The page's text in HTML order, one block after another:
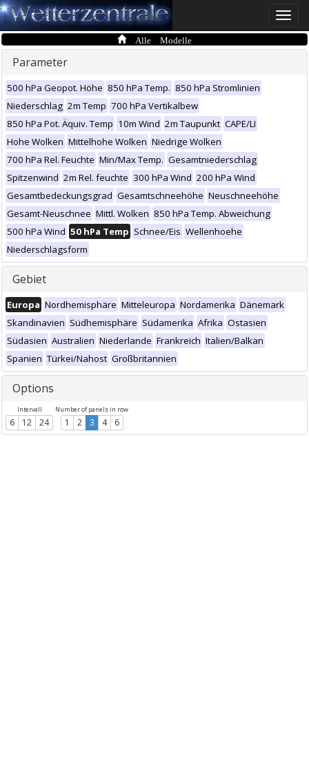
Toggle
Alle Modelle
Parameter
500 hPa Geopot. Höhe 850 hPa Temp. 850 hPa Stromlinien
Niederschlag 2m Temp 700 hPa Vertikalbew
850 hPa Pot. Äquiv. Temp 10m Wind 2m Taupunkt CAPE/LI
Hohe Wolken Mittelhohe Wolken Niedrige Wolken
700 hPa Rel. Feuchte Min/Max Temp. Gesamtniederschlag
Spitzenwind 2m Rel. feuchte 300 hPa Wind 200 hPa Wind
Gesamtbedeckungsgrad Gesamtschneehöhe Neuschneehöhe
Gesamt-Neuschnee Mittl. Wolken 850 hPa Temp. Abweichung
500 hPa Wind 50 hPa Temp Schnee/Eis Wellenhoehe
Niederschlagsform
Gebiet
Europa Nordhemisphäre Mitteleuropa Nordamerika Dänemark
Skandinavien Südhemisphäre Südamerika Afrika Ostasien
Südasien Australien Niederlande Frankreich Italien/Balkan
Spanien Türkei/Nahost Großbritannien
Options
Intervall
6 12 24
Number of panels in row
1 2 3 4 6